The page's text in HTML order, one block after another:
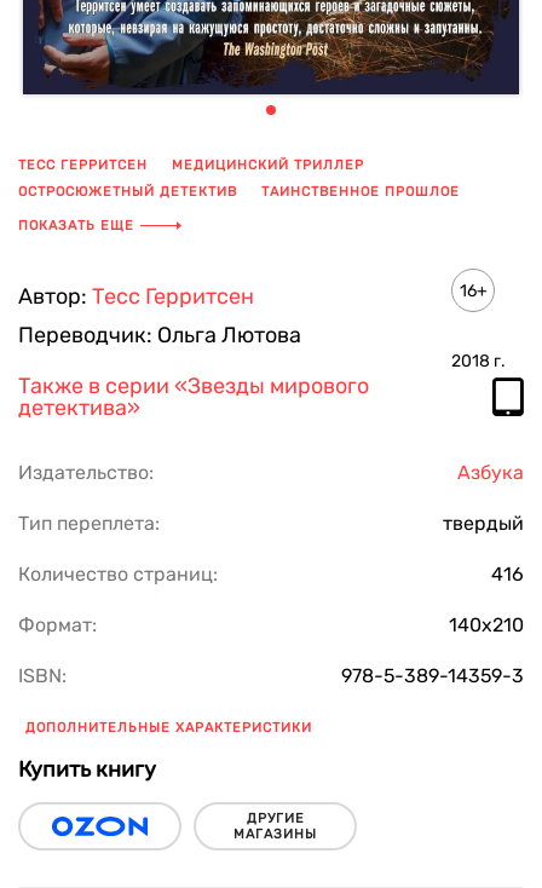
ТЕСС ГЕРРИТСЕН
МЕДИЦИНСКИЙ ТРИЛЛЕР
ОСТРОСЮЖЕТНЫЙ ДЕТЕКТИВ
ТАИНСТВЕННОЕ ПРОШЛОЕ
СЕРИЙНЫЙ УБИЙЦА
ПОКАЗАТЬ ЕЩЕ
Автор: Тесс Герритсен
Переводчик: Ольга Лютова
16+
2018 г.
Также в серии «Звезды мирового
детектива»
Издательство: Азбука
Тип переплета: твердый
Количество страниц: 416
Формат: 140х210
ISBN: 978-5-389-14359-3
ДОПОЛНИТЕЛЬНЫЕ ХАРАКТЕРИСТИКИ
Купить книгу
ДРУГИЕ
МАГАЗИНЫ